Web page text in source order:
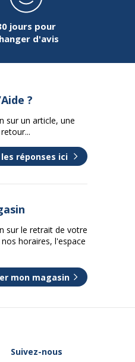
(13
jours pour
d'avis
?
sur un article, une
réponses ici
sur le retrait de votre
horaires, l'espace
mon magasin
Suivez-nous